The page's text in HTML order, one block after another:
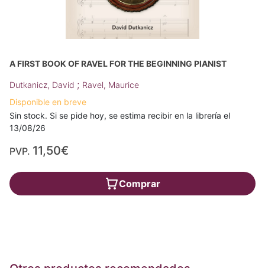
A FIRST BOOK OF RAVEL FOR THE BEGINNING PIANIST
Dutkanicz, David ; Ravel, Maurice
Disponible en breve
Sin stock. Si se pide hoy, se estima recibir en la librería el
13/08/26
PVP. 11,50€
Comprar